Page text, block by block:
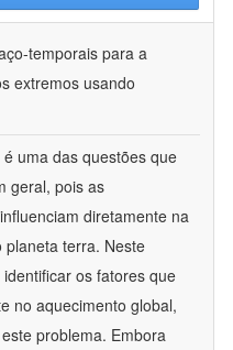
temporais para a
extremos usando
uma das questões que
geral, pois as
diretamente na
planeta terra. Neste
os fatores que
no aquecimento global,
problema. Embora